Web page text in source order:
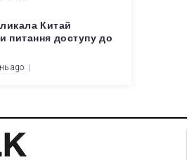
Китай
питання доступу до
ago